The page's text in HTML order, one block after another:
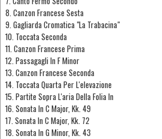
8. Canzon Francese Sesta
9. Gagliarda Cromatica "La Trabacina"
10. Toccata Seconda
11. Canzon Francese Prima
12. Passagagli In F Minor
13. Canzon Francese Seconda
14. Toccata Quarta Per L'elevazione
15. Partite Sopra L'aria Della Folia In
16. Sonata In C Major, Kk. 49
17. Sonata In C Major, Kk. 72
18. Sonata In G Minor, Kk. 43